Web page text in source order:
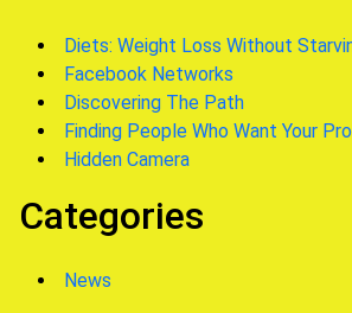
Diets: Weight Loss Without
Facebook Networks
Discovering The Path
Finding People Who Want Your
Hidden Camera
Categories
News